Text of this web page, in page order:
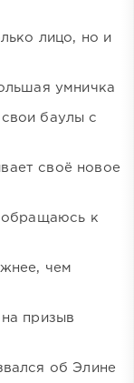
лицо, но и
умничка
баулы с
своё новое
обращаюсь к
чем
призыв
об Элине